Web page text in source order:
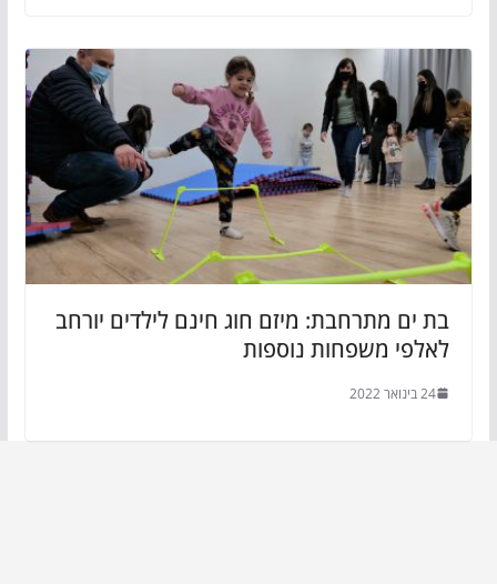
בת ים מתרחבת: מיזם חוג חינם לילדים יורחב
לאלפי משפחות נוספות
24 בינואר 2022